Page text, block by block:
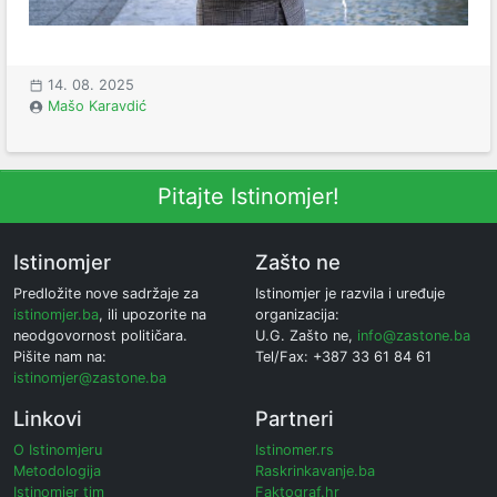
14. 08. 2025
Mašo Karavdić
Pitajte Istinomjer!
Istinomjer
Predložite nove sadržaje za
istinomjer.ba, ili upozorite na
neodgovornost političara.
Pišite nam na:
istinomjer@zastone.ba
Zašto ne
Istinomjer je razvila i uređuje
organizacija:
U.G. Zašto ne, info@zastone.ba
Tel/Fax: +387 33 61 84 61
Linkovi
O Istinomjeru
Metodologija
Istinomjer tim
Partneri
Istinomer.rs
Raskrinkavanje.ba
Faktograf.hr